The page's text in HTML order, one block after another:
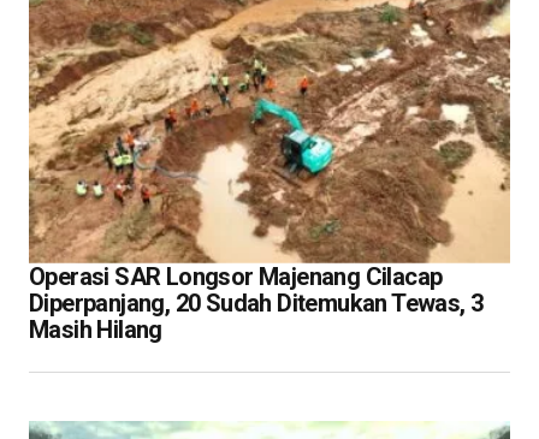
Operasi SAR Longsor Majenang Cilacap
Diperpanjang, 20 Sudah Ditemukan Tewas, 3
Masih Hilang